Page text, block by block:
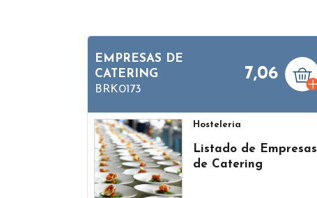
EMPRESAS DE
CATERING
BRK0173
7,06
Hosteleria
Listado de Empresas
de Catering